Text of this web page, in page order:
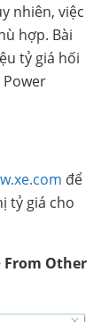
nhiên, việc
hợp. Bài
tỷ giá hối
Power
để
tỷ giá cho
From Other